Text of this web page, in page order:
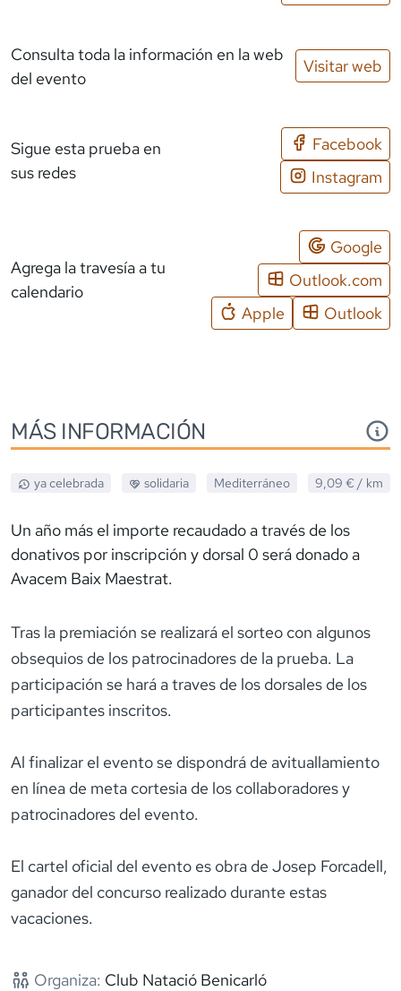
Consulta toda la información en la web
del evento
Visitar web
Sigue esta prueba en
sus redes
Facebook
Instagram
Agrega la travesía a tu
calendario
Google
Outlook.com
Apple
Outlook
MÁS INFORMACIÓN
ya celebrada solidaria Mediterráneo 9,09 € / km
Un año más el importe recaudado a través de los
donativos por inscripción y dorsal 0 será donado a
Avacem Baix Maestrat.
Tras la premiación se realizará el sorteo con algunos
obsequios de los patrocinadores de la prueba. La
participación se hará a traves de los dorsales de los
participantes inscritos.
Al finalizar el evento se dispondrá de avituallamiento
en línea de meta cortesia de los collaboradores y
patrocinadores del evento.
El cartel oficial del evento es obra de Josep Forcadell,
ganador del concurso realizado durante estas
vacaciones.
Organiza: Club Natació Benicarló